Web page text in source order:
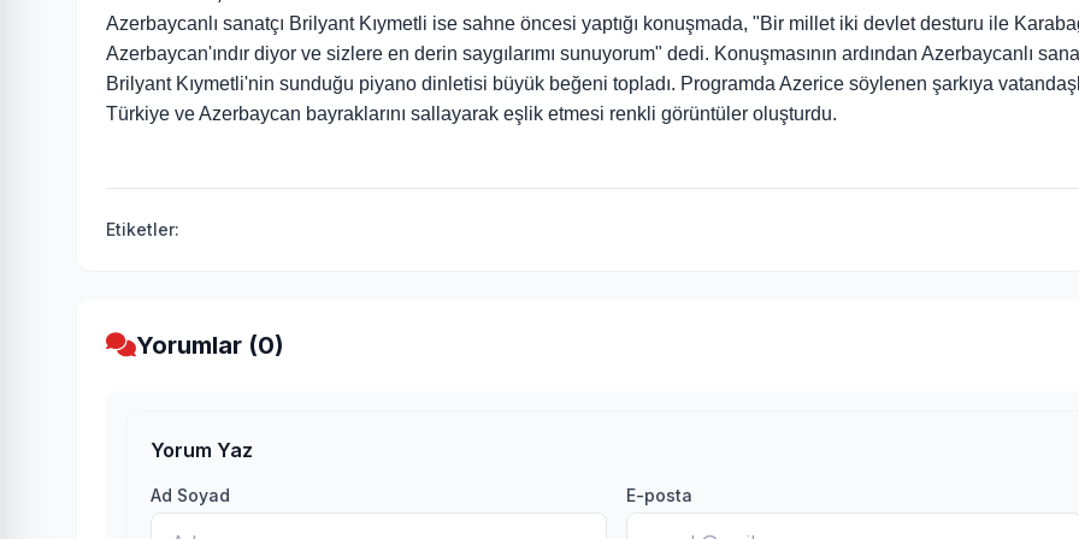
Azerbaycanlı sanatçı Brilyant Kıymetli ise sahne öncesi yaptığı konuşmada, "Bir millet iki devlet desturu ile
Azerbaycan'ındır diyor ve sizlere en derin saygılarımı sunuyorum" dedi. Konuşmasının ardından Azerbaycanlı
Brilyant Kıymetli'nin sunduğu piyano dinletisi büyük beğeni topladı. Programda Azerice söylenen şarkıya
Türkiye ve Azerbaycan bayraklarını sallayarak eşlik etmesi renkli görüntüler oluşturdu.
Etiketler:
Yorumlar (0)
Yorum Yaz
Ad Soyad E-posta